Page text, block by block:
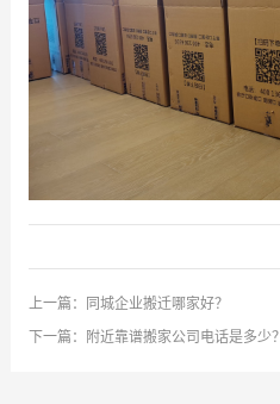
上一篇：
同城企业搬迁哪家好？
下一篇：
附近靠谱搬家公司电话是多少？